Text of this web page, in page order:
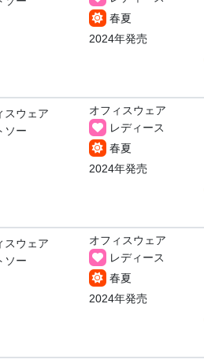
春夏
2024年発売
スウェア
ソー
オフィスウェア
レディース
春夏
2024年発売
スウェア
ソー
オフィスウェア
レディース
春夏
2024年発売